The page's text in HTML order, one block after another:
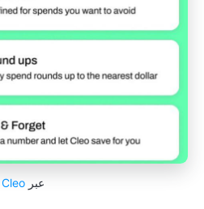
عبرCleo